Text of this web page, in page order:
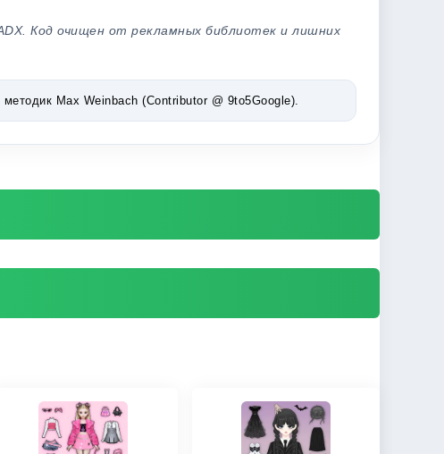
Код очищен от рекламных библиотек и лишних
Max Weinbach (Contributor @ 9to5Google).